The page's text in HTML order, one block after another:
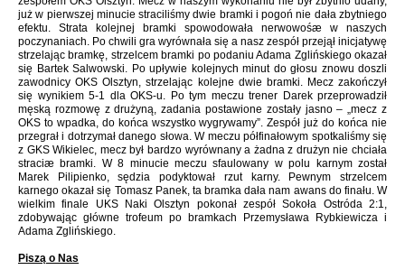
już w pierwszej minucie straciliśmy dwie bramki i pogoń nie dała zbytniego
efektu. Strata kolejnej bramki spowodowała nerwowośæ w naszych
poczynaniach. Po chwili gra wyrównała się a nasz zespół przejął inicjatywę
strzelając bramkę, strzelcem bramki po podaniu Adama Zglińskiego okazał
się Bartek Salwowski. Po upływie kolejnych minut do głosu znowu doszli
zawodnicy OKS Olsztyn, strzelając kolejne dwie bramki. Mecz zakończył
się wynikiem 5-1 dla OKS-u. Po tym meczu trener Darek przeprowadził
męską rozmowę z drużyną, zadania postawione zostały jasno – „mecz z
OKS to wpadka, do końca wszystko wygrywamy”. Zespół już do końca nie
przegrał i dotrzymał danego słowa. W meczu półfinałowym spotkaliśmy się
z GKS Wikielec, mecz był bardzo wyrównany a żadna z drużyn nie chciała
straciæ bramki. W 8 minucie meczu sfaulowany w polu karnym został
Marek Pilipienko, sędzia podyktował rzut karny. Pewnym strzelcem
karnego okazał się Tomasz Panek, ta bramka dała nam awans do finału. W
wielkim finale UKS Naki Olsztyn pokonał zespół Sokoła Ostróda 2:1,
zdobywając główne trofeum po bramkach Przemysława Rybkiewicza i
Adama Zglińskiego.
Piszą o Nas